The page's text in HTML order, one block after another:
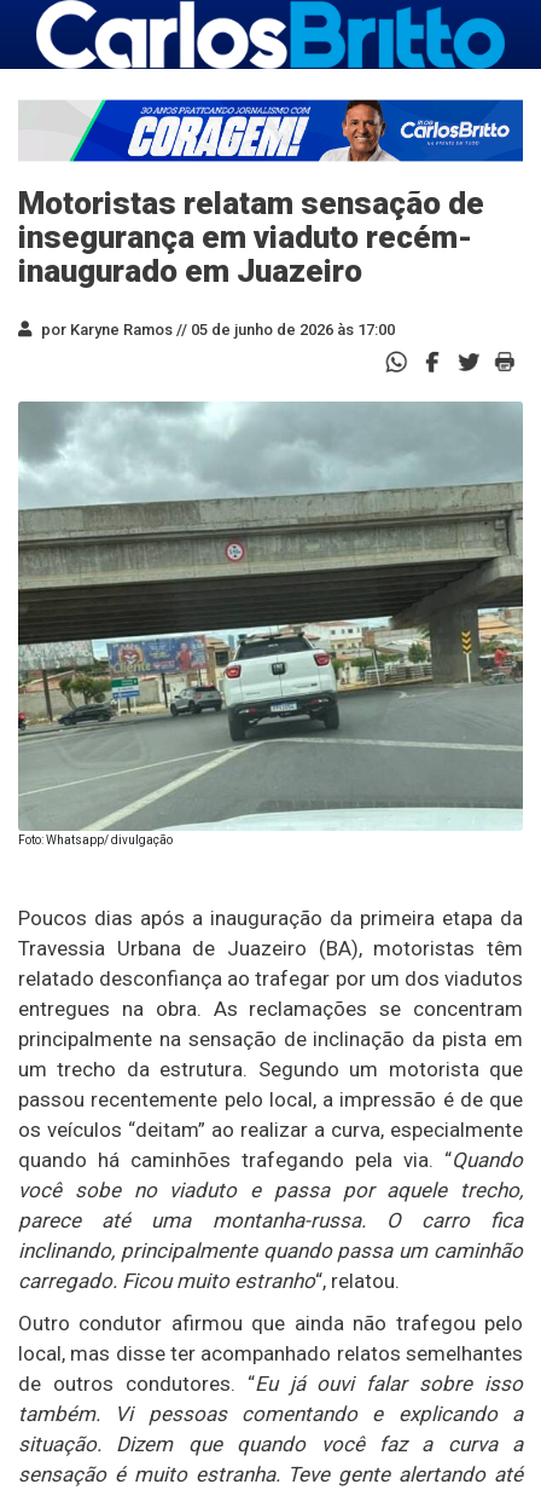
Motoristas relatam sensação de
insegurança em viaduto recém-
inaugurado em Juazeiro
por Karyne Ramos // 05 de junho de 2026 às 17:00
Foto: Whatsapp/ divulgação
Poucos dias após a inauguração da primeira etapa da
Travessia Urbana de Juazeiro (BA), motoristas têm
relatado desconfiança ao trafegar por um dos viadutos
entregues na obra. As reclamações se concentram
principalmente na sensação de inclinação da pista em
um trecho da estrutura. Segundo um motorista que
passou recentemente pelo local, a impressão é de que
os veículos “deitam” ao realizar a curva, especialmente
quando há caminhões trafegando pela via. “Quando
você sobe no viaduto e passa por aquele trecho,
parece até uma montanha-russa. O carro fica
inclinando, principalmente quando passa um caminhão
carregado. Ficou muito estranho“, relatou.
Outro condutor afirmou que ainda não trafegou pelo
local, mas disse ter acompanhado relatos semelhantes
de outros condutores. “Eu já ouvi falar sobre isso
também. Vi pessoas comentando e explicando a
situação. Dizem que quando você faz a curva a
sensação é muito estranha. Teve gente alertando até